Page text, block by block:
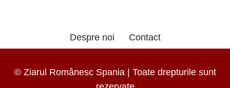
Despre noi Contact
© Ziarul Românesc Spania | Toate drepturile sunt